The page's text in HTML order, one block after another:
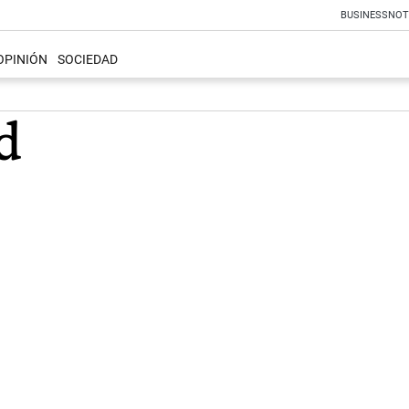
BUSINESS
SOCIEDAD